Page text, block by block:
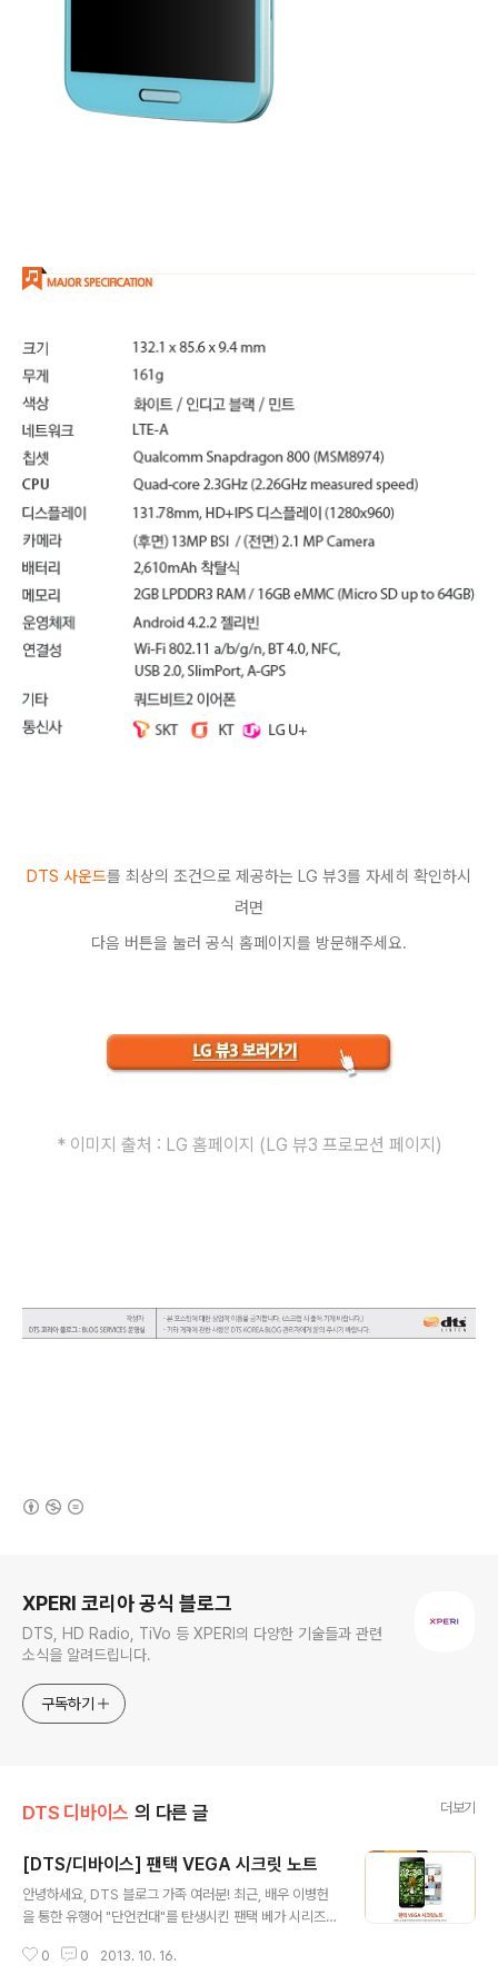
DTS 사운드를 최상의 조건으로 제공하는 LG 뷰3를 자세히 확인하시
려면
다음 버튼을 눌러 공식 홈페이지를 방문해주세요.
* 이미지 출처 : LG 홈페이지 (LG 뷰3 프로모션 페이지)
XPERI 코리아 공식 블로그
DTS, HD Radio, TiVo 등 XPERI의 다양한 기술들과 관련
소식을 알려드립니다.
구독하기
DTS 디바이스 의 다른 글 더보기
[DTS/디바이스] 팬택 VEGA 시크릿 노트
안녕하세요, DTS 블로그 가족 여러분! 최근, 배우 이병헌
을 통한 유행어 "단언컨대"를 탄생시킨 팬택 베가 시리즈의
성 갤럭시노트3, LG 뷰3에 대항하는 팬택의 최고급 모바
0 0 2013. 10. 16.